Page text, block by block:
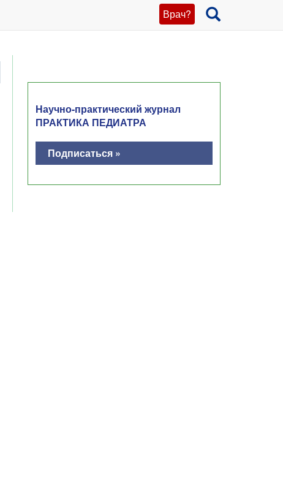
Врач?
Научно-практический журнал
ПРАКТИКА ПЕДИАТРА
Подписаться »